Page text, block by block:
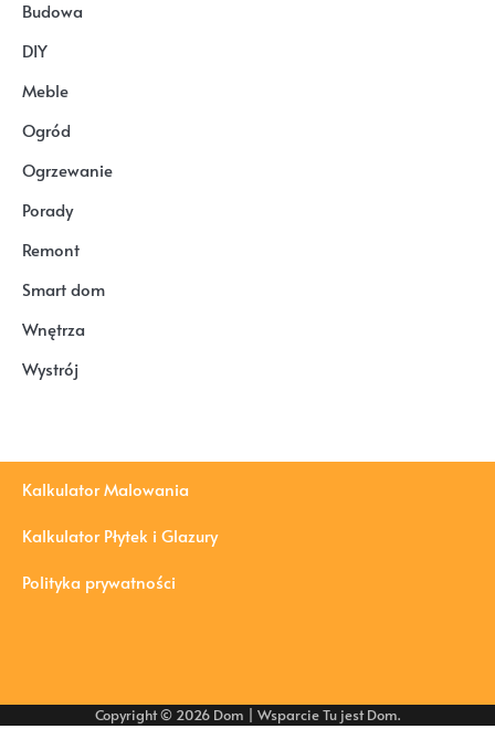
Budowa
DIY
Meble
Ogród
Ogrzewanie
Porady
Remont
Smart dom
Wnętrza
Wystrój
Kalkulator Malowania
Kalkulator Płytek i Glazury
Polityka prywatności
Copyright © 2026 Dom | WsparcieTu jest Dom.